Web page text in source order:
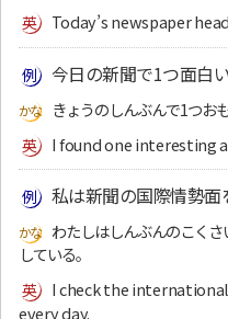
Today’s newspaper
今日の新聞で1つ面白
きょうのしんぶんで1つお
I found one interesting
私は新聞の国際情勢面
わたしはしんぶんのこく
している。
I check the
every day.